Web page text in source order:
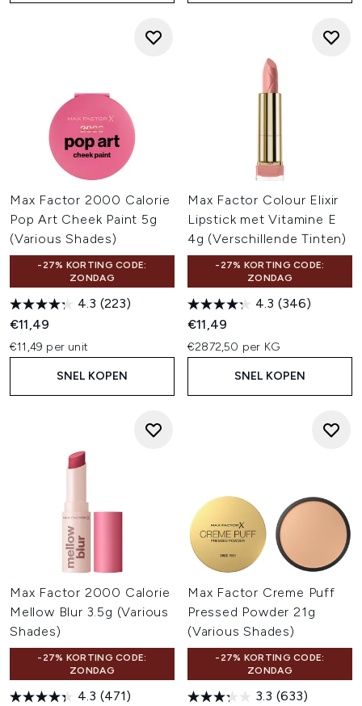
Max Factor 2000 Calorie
Pop Art Cheek Paint 5g
(Various Shades)
-27% KORTING CODE:
ZONDAG
4.3 (223)
€11,49
€11,49 per unit
SNEL KOPEN
Max Factor Colour Elixir
Lipstick met Vitamine E
4g (Verschillende Tinten)
-27% KORTING CODE:
ZONDAG
4.3 (346)
€11,49
€2872,50 per KG
SNEL KOPEN
Max Factor 2000 Calorie
Mellow Blur 3.5g (Various
Shades)
-27% KORTING CODE:
ZONDAG
4.3 (471)
Max Factor Creme Puff
Pressed Powder 21g
(Various Shades)
-27% KORTING CODE:
ZONDAG
3.3 (633)